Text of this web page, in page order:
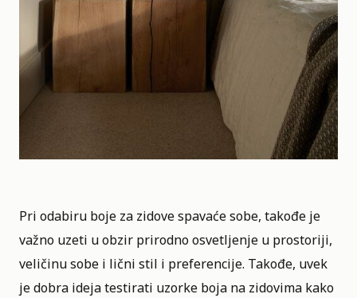
Pri odabiru boje za zidove spavaće sobe, takođe je
važno uzeti u obzir prirodno osvetljenje u prostoriji,
veličinu sobe i lični stil i preferencije. Takođe, uvek
je dobra ideja testirati uzorke boja na zidovima kako